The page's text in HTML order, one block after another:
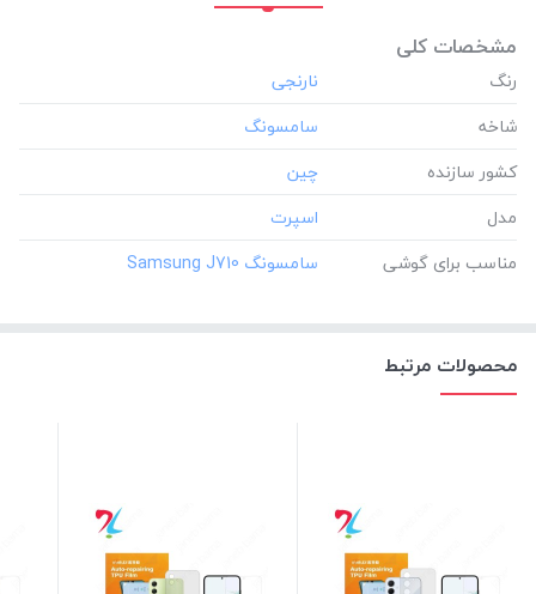
مشخصات کلی
رنگ
شاخه
کشور سازنده
مدل
مناسب برای گوشی
محصولات مرتبط